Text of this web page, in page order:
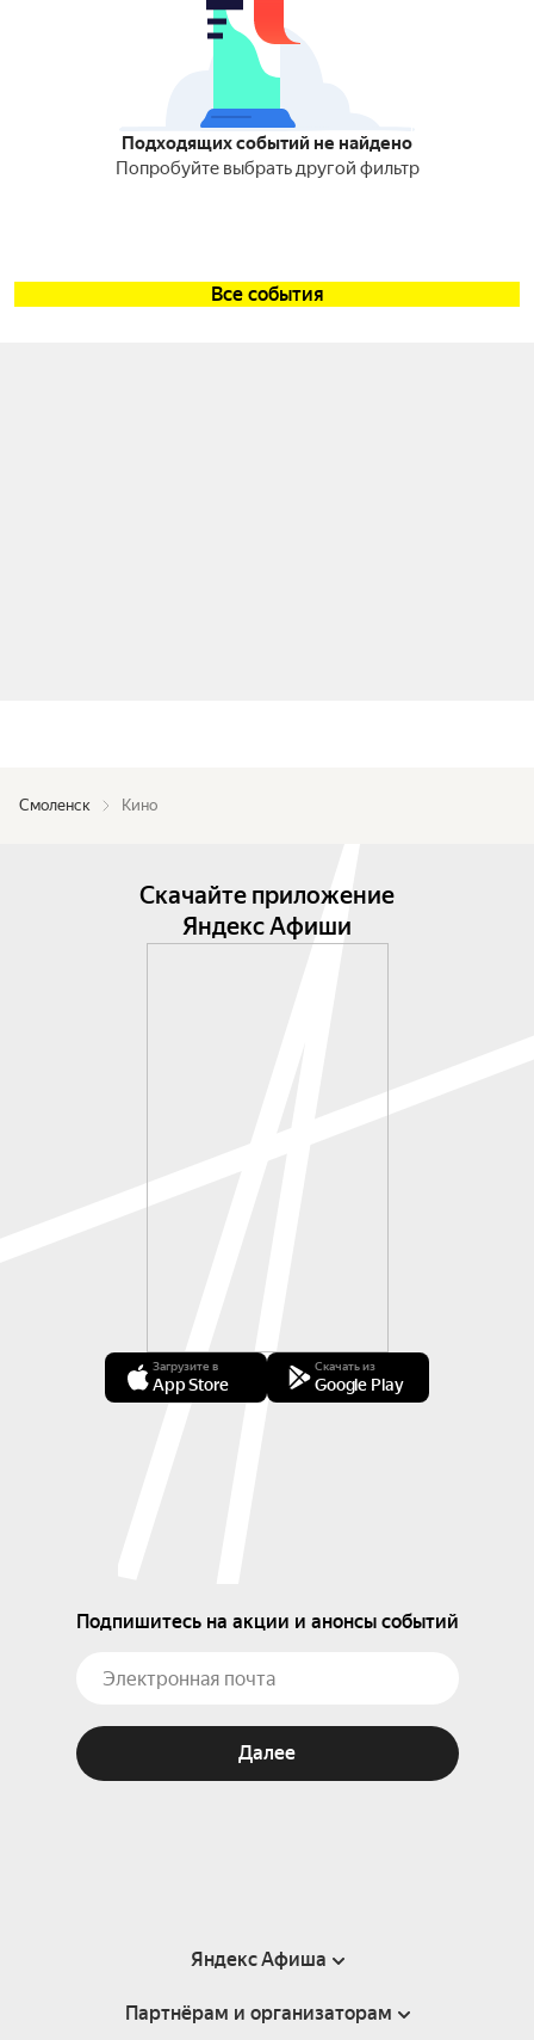
Подходящих событий не найдено
Попробуйте выбрать другой фильтр
Все события
Смоленск Кино
Скачайте приложение
Яндекс Афиши
Загрузите в
App Store
Скачать из
Google Play
Подпишитесь на акции и анонсы событий
Далее
Яндекс Афиша
Справка
Партнёрам и организаторам